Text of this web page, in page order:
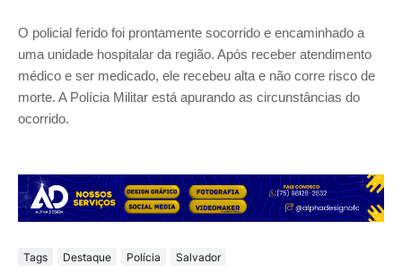
O policial ferido foi prontamente socorrido e encaminhado a
uma unidade hospitalar da região. Após receber atendimento
médico e ser medicado, ele recebeu alta e não corre risco de
morte. A Polícia Militar está apurando as circunstâncias do
ocorrido.
Tags Destaque Polícia Salvador